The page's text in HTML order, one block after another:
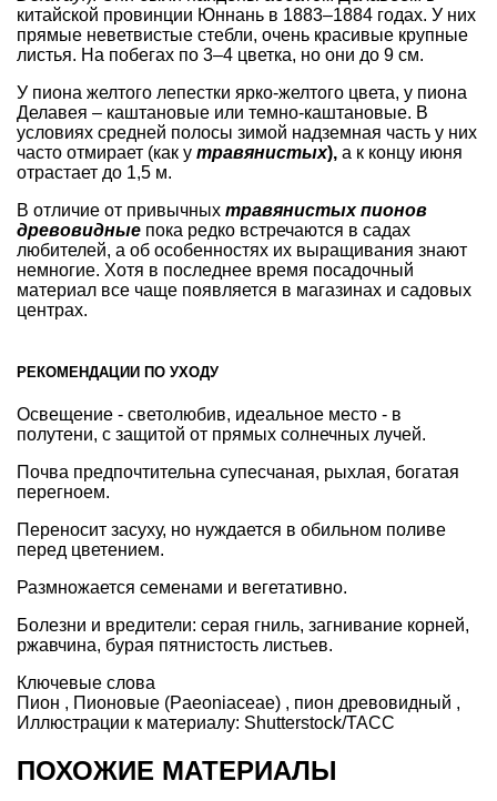
китайской провинции Юннань в 1883–1884 годах. У них
прямые неветвистые стебли, очень красивые крупные
листья. На побегах по 3–4 цветка, но они до 9 см.
У пиона желтого лепестки ярко-желтого цвета, у пиона
Делавея – каштановые или темно-каштановые. В
условиях средней полосы зимой надземная часть у них
часто отмирает (как у травянистых), а к концу июня
отрастает до 1,5 м.
В отличие от привычных травянистых пионов
древовидные пока редко встречаются в садах
любителей, а об особенностях их выращивания знают
немногие. Хотя в последнее время посадочный
материал все чаще появляется в магазинах и садовых
центрах.
РЕКОМЕНДАЦИИ ПО УХОДУ
Освещение - светолюбив, идеальное место - в
полутени, с защитой от прямых солнечных лучей.
Почва предпочтительна супесчаная, рыхлая, богатая
перегноем.
Переносит засуху, но нуждается в обильном поливе
перед цветением.
Размножается семенами и вегетативно.
Болезни и вредители: серая гниль, загнивание корней,
ржавчина, бурая пятнистость листьев.
Ключевые слова
Пион , Пионовые (Paeoniaceae) , пион древовидный ,
Иллюстрации к материалу: Shutterstock/ТАСС
ПОХОЖИЕ МАТЕРИАЛЫ